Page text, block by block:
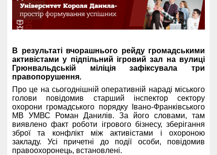
В результаті вчорашнього рейду громадськими
активістами у підпільний ігровий зал на вулиці
Грюнвальдській міліція зафіксувала три
правопорушення.
Про це на сьогоднішній оперативній нараді міського
голови повідомив старший інспектор сектору
охорони громадського порядку Івано-Франківського
МВ УМВС Роман Данилів. За його словами, там
виявлено факт роботи ігрового бізнесу, зберігання
зброї та конфлікт між активістами і охороною
закладу. Усі причетні до події особи, повідомив
правоохоронець, встановлені.